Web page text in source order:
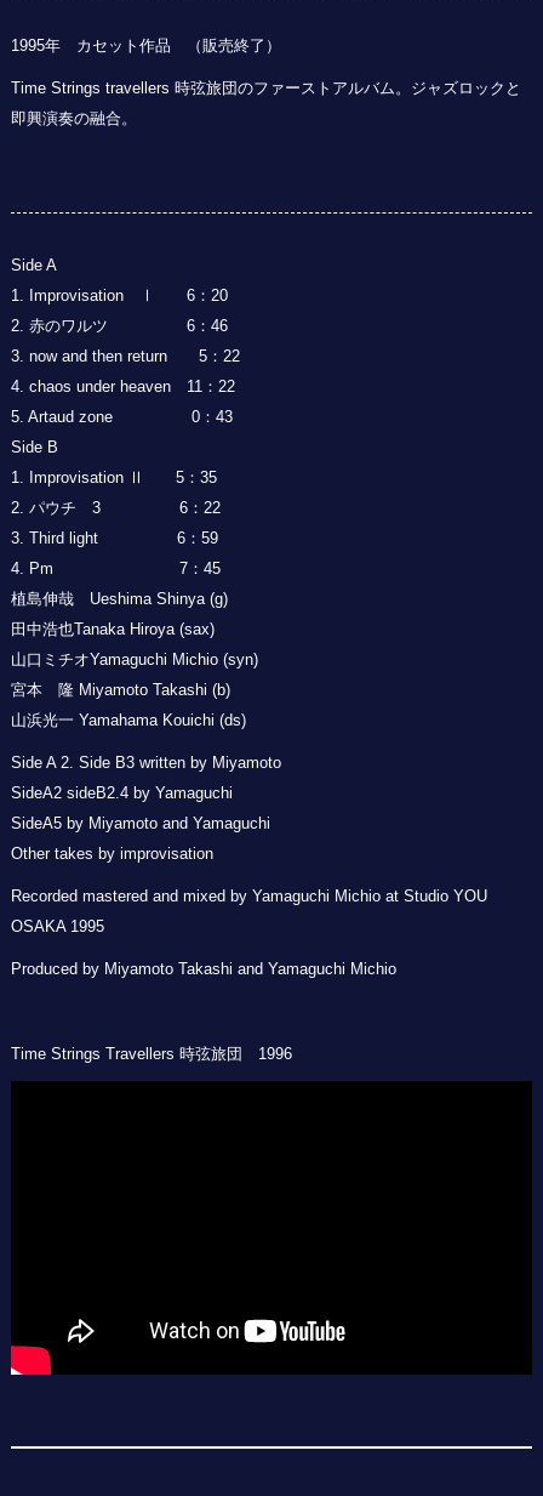
1995年 カセット作品 （販売終了）
Time Strings travellers 時弦旅団のファーストアルバム。ジャズロックと
即興演奏の融合。
Side A
1. Improvisation Ⅰ 6：20
2. 赤のワルツ 6：46
3. now and then return 5：22
4. chaos under heaven 11：22
5. Artaud zone 0：43
Side B
1. Improvisation Ⅱ 5：35
2. パウチ 3 6：22
3. Third light 6：59
4. Pm 7：45
植島伸哉 Ueshima Shinya (g)
田中浩也Tanaka Hiroya (sax)
山口ミチオYamaguchi Michio (syn)
宮本 隆 Miyamoto Takashi (b)
山浜光一 Yamahama Kouichi (ds)
Side A 2. Side B3 written by Miyamoto
SideA2 sideB2.4 by Yamaguchi
SideA5 by Miyamoto and Yamaguchi
Other takes by improvisation
Recorded mastered and mixed by Yamaguchi Michio at Studio YOU
OSAKA 1995
Produced by Miyamoto Takashi and Yamaguchi Michio
Time Strings Travellers 時弦旅団 1996